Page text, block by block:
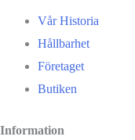
Vår Historia
Hållbarhet
Företaget
Butiken
Information